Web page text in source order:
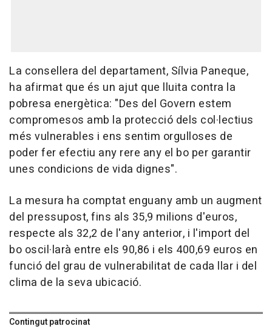
La consellera del departament, Sílvia Paneque,
ha afirmat que és un ajut que lluita contra la
pobresa energètica: "Des del Govern estem
compromesos amb la protecció dels col·lectius
més vulnerables i ens sentim orgulloses de
poder fer efectiu any rere any el bo per garantir
unes condicions de vida dignes".
La mesura ha comptat enguany amb un augment
del pressupost, fins als 35,9 milions d'euros,
respecte als 32,2 de l'any anterior, i l'import del
bo oscil·larà entre els 90,86 i els 400,69 euros en
funció del grau de vulnerabilitat de cada llar i del
clima de la seva ubicació.
Contingut patrocinat